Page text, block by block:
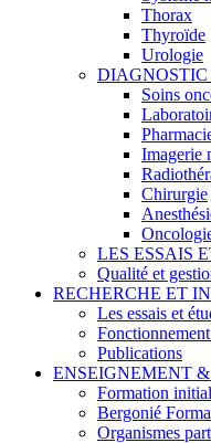
Thorax
Thyroïde
Urologie
Soins
Imagerie
Chirurgie
LES ESSAIS
Qualité et
RECHERCHE ET
Les essais et
Publications
ENSEIGNEMENT
Formation
Bergonié
Organismes